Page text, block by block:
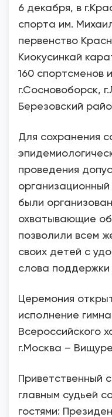
6 декабря, в
спорта им.
первенство
Киокусинкай
160 спортсменов
г.Сосновоборск,
Березовский
Для сохранения
проведения
были
охватывающие
позволили всем
своих детей с
слова поддержки
Церемония
исполнение
Всероссийского
г.Москва –
Приветственный
главным судьей
гостями: